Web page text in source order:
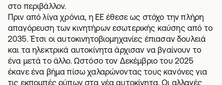
στο περιβάλλον.
Πριν από λίγα χρόνια, η ΕΕ έθεσε ως στόχο την πλήρη
απαγόρευση των κινητήρων εσωτερικής καύσης από το
2035. Έτσι οι αυτοκινητοβιομηχανίες έπιασαν δουλειά
και τα ηλεκτρικά αυτοκίνητα άρχισαν να βγαίνουν το
ένα μετά το άλλο. Ωστόσο τον Δεκέμβριο του 2025
έκανε ένα βήμα πίσω χαλαρώνοντας τους κανόνες για
τις εκπομπές ρύπων στα νέα αυτοκίνητα. Οι αλλαγές